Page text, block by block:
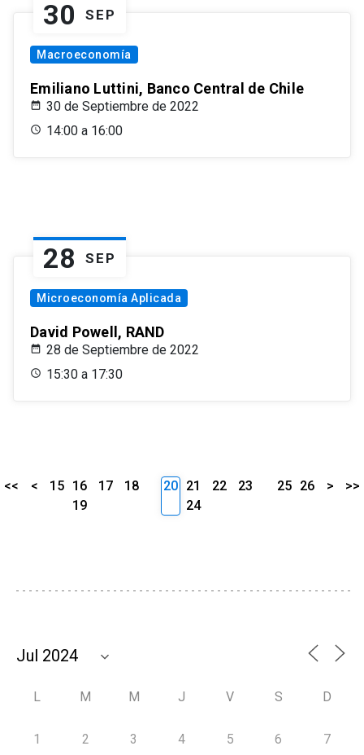
30 SEP
Macroeconomía
Emiliano Luttini, Banco Central de Chile
30 de Septiembre de 2022
14:00 a 16:00
28 SEP
Microeconomía Aplicada
David Powell, RAND
28 de Septiembre de 2022
15:30 a 17:30
<< < 15 16 17
18
19
20 21 22
23
24
25 26 > >>
L M M J V S D
1 2 3 4 5 6 7